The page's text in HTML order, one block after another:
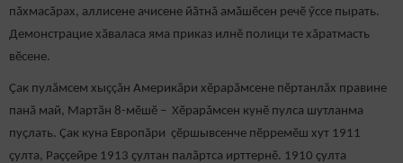
пӑхмасӑрах, аллисене ачисене йăтнă амӑшӗсен речӗ ӳссе пырать.
Демонстрацие хӑваласа яма приказ илнӗ полици те хӑратмасть
вӗсене.
Ҫак пулăмсем хыççăн Америкӑри хӗрарӑмсене пӗртанлăх правине
панă май, Мартӑн 8-мӗшӗ – Хӗрарăмсен кунӗ пулса шутланма
пуҫлать. Çак куна Европăри ҫӗршывсенче пӗрремӗш хут 1911
ҫулта, Раççейре 1913 çултан палăртса ирттернӗ. 1910 ҫулта